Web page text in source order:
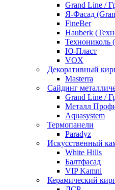
Grand Line /
Я-Фасад
FineBer
Hauberk
Технониколь
Ю-Пласт
VOX
Декоративный
Masterra
Сайдинг
Grand Line /
Металл
Aquasystem
Термопанели
Paradyz
Искусственный
White Hills
Балтфасад
VIP Kamni
Керамический